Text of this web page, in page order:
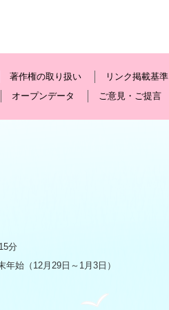
著作権の取り扱い リンク掲載基準
オープンデータ
ご意見・ご提言
分
始（12月29日～1月3日）